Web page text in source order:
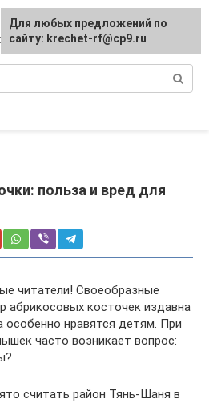
рецепты и методы
польза и вред для
читатели! Своеобразные
абрикосовых косточек издавна
особенно нравятся детям. При
часто возникает вопрос:
считать район Тянь-Шаня в
Для любых предложений по
сайту: krechet-rf@cp9.ru